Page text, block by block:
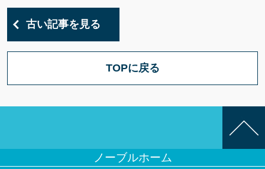
古い記事を見る
TOPに戻る
ノーブルホーム